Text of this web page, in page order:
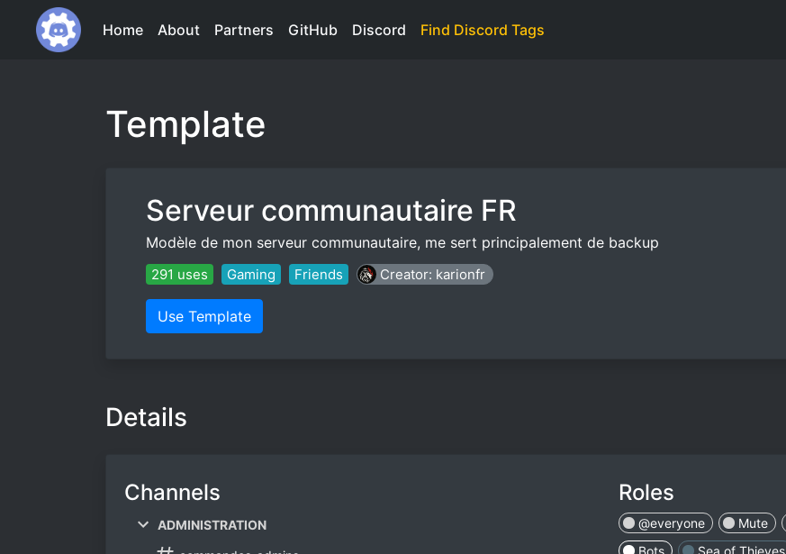
Home About Partners GitHub Discord Find Discord Tags
Template
Serveur communautaire FR
Modèle de mon serveur communautaire, me sert principalement de backup
291 uses Gaming Friends Creator: karionfr
Use Template
Details
Channels
ADMINISTRATION
Roles
@everyone Mute
Bots
Sea of Thieves